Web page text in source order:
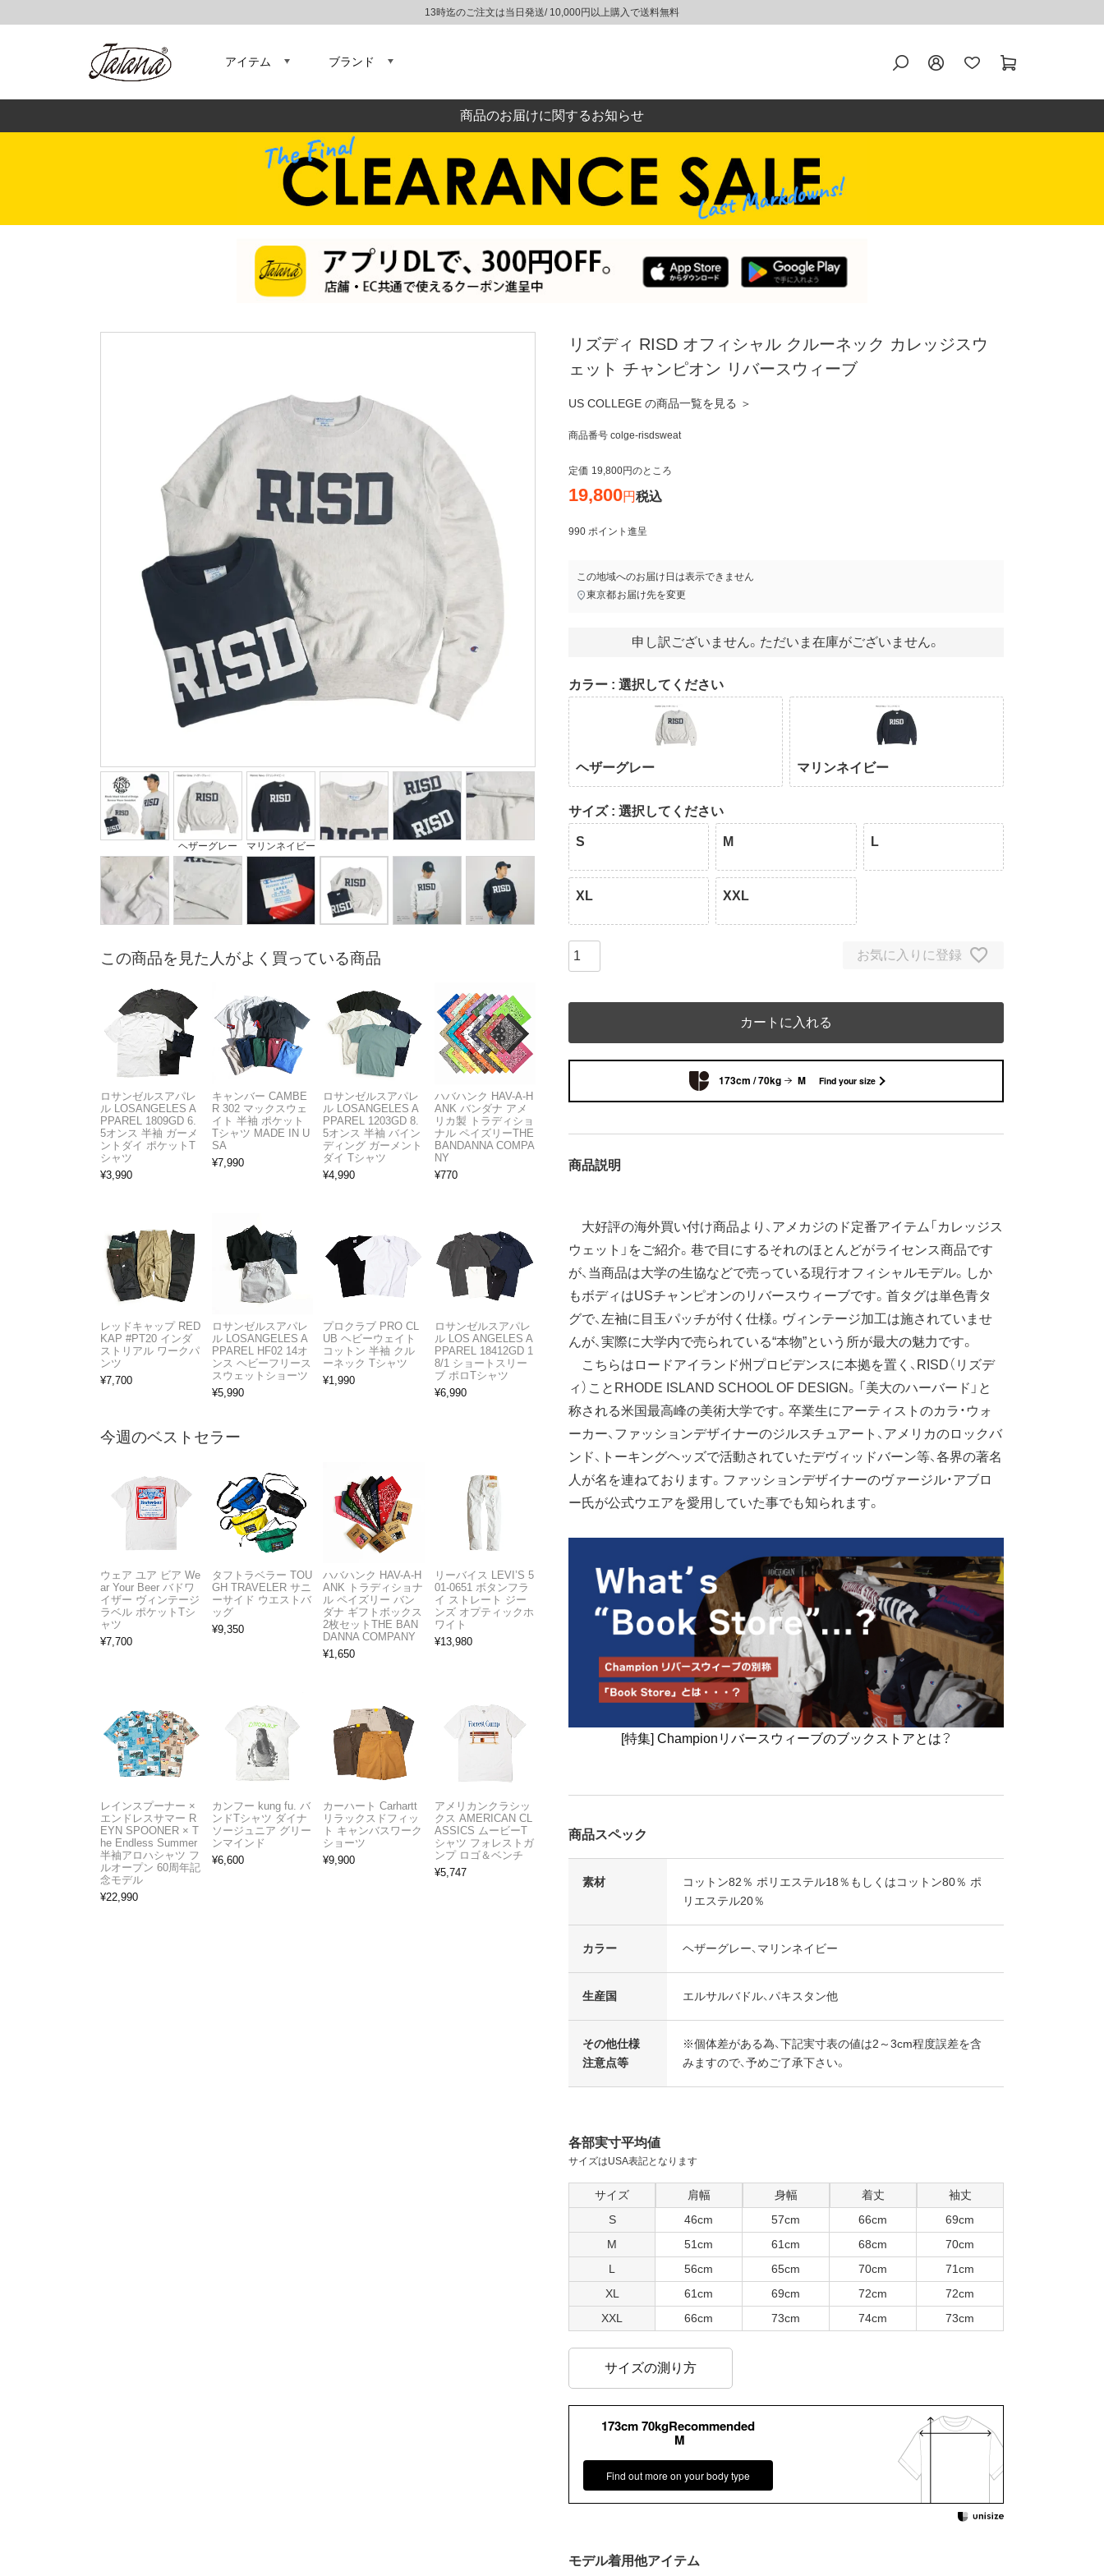
13時迄のご注文は当日発送/ 10,000円以上購入で送料無料
アイテム ブランド
商品のお届けに関するお知らせ
ヘザーグレー マリンネイビー
リズディ RISD オフィシャル クルーネック カレッジスウ
ェット チャンピオン リバースウィーブ
US COLLEGE の商品一覧を見る ＞
商品番号 colge-risdsweat
定価 19,800 のところ
19,800 税込
990 ポイント進呈
この地域へのお届け日は表示できません
東京都お届け先を変更
申し訳ございません。ただいま在庫がございません。
カラー 選択してください
ヘザーグレー マリンネイビー
サイズ 選択してください
S M L
XL XXL
お気に入りに登録
カートに入れる
173cm / 70kg M Find your size
商品説明
大好評の海外買い付け商品より、アメカジのド定番アイテム「カレッジス
ウェット」をご紹介。巷で目にするそれのほとんどがライセンス商品です
が、当商品は大学の生協などで売っている現行オフィシャルモデル。しか
もボディはUSチャンピオンのリバースウィーブです。首タグは単色青タ
グで、左袖に目玉パッチが付く仕様。ヴィンテージ加工は施されていませ
んが、実際に大学内で売られている“本物”という所が最大の魅力です。
こちらはロードアイランド州プロビデンスに本拠を置く、RISD（リズデ
ィ）ことRHODE ISLAND SCHOOL OF DESIGN。「美大のハーバード」と
称される米国最高峰の美術大学です。卒業生にアーティストのカラ・ウォ
ーカー、ファッションデザイナーのジルスチュアート、アメリカのロックバ
ンド、トーキングヘッズで活動されていたデヴィッドバーン等、各界の著名
人が名を連ねております。ファッションデザイナーのヴァージル・アブロ
ー氏が公式ウエアを愛用していた事でも知られます。
[特集] Championリバースウィーブのブックストアとは？
商品スペック
素材
コットン82％ ポリエステル18％もしくはコットン80％ ポ
リエステル20％
カラー ヘザーグレー、マリンネイビー
生産国 エルサルバドル、パキスタン他
その他仕様
注意点等
※個体差がある為、下記実寸表の値は2～3cm程度誤差を含
みますので、予めご了承下さい。
各部実寸平均値
サイズはUSA表記となります
サイズ 肩幅 身幅 着丈
袖丈
S
46cm 57cm 66cm
69cm
M
51cm 61cm 68cm
70cm
L
56cm 65cm 70cm
71cm
XL
61cm 69cm 72cm
72cm
XXL
66cm 73cm 74cm 73cm
サイズの測り方
173cm 70kgRecommended
M
Find out more on your body type
モデル着用他アイテム
この商品を見た人がよく買っている商品
ロサンゼルスアパレ
ル LOSANGELES A
PPAREL 1809GD 6.
5オンス 半袖 ガーメ
ントダイ ポケットT
シャツ
¥3,990
キャンバー CAMBE
R 302 マックスウェ
イト 半袖 ポケット
Tシャツ MADE IN U
SA
¥7,990
ロサンゼルスアパレ
ル LOSANGELES A
PPAREL 1203GD 8.
5オンス 半袖 バイン
ディング ガーメント
ダイ Tシャツ
¥4,990
ハバハンク HAV-A-H
ANK バンダナ アメ
リカ製 トラディショ
ナル ペイズリーTHE
BANDANNA COMPA
NY
¥770
レッドキャップ RED
KAP #PT20 インダ
ストリアル ワークパ
ンツ
¥7,700
ロサンゼルスアパレ
ル LOSANGELES A
PPAREL HF02 14オ
ンス ヘビーフリース
スウェットショーツ
¥5,990
プロクラブ PRO CL
UB ヘビーウェイト
コットン 半袖 クル
ーネック Tシャツ
¥1,990
ロサンゼルスアパレ
ル LOS ANGELES A
PPAREL 18412GD 1
8/1 ショートスリー
ブ ポロTシャツ
¥6,990
今週のベストセラー
ウェア ユア ビア We
ar Your Beer バドワ
イザー ヴィンテージ
ラベル ポケットTシ
ャツ
¥7,700
タフトラベラー TOU
GH TRAVELER サニ
ーサイド ウエストバ
ッグ
¥9,350
ハバハンク HAV-A-H
ANK トラディショナ
ル ペイズリー バン
ダナ ギフトボックス
2枚セットTHE BAN
DANNA COMPANY
¥1,650
リーバイス LEVI’S 5
01-0651 ボタンフラ
イ ストレート ジー
ンズ オプティックホ
ワイト
¥13,980
レインスプーナー ×
エンドレスサマー R
EYN SPOONER × T
he Endless Summer
半袖アロハシャツ フ
ルオープン 60周年記
念モデル
¥22,990
カンフー kung fu. バ
ンドTシャツ ダイナ
ソージュニア グリー
ンマインド
¥6,600
カーハート Carhartt
リラックスドフィッ
ト キャンバスワーク
ショーツ
¥9,900
アメリカンクラシッ
クス AMERICAN CL
ASSICS ムービーT
シャツ フォレストガ
ンプ ロゴ＆ベンチ
¥5,747